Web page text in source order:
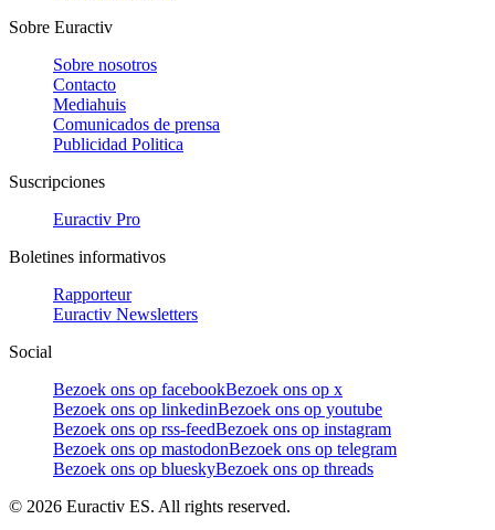
Sobre Euractiv
Sobre nosotros
Contacto
Mediahuis
Comunicados de prensa
Publicidad Politica
Suscripciones
Euractiv Pro
Boletines informativos
Rapporteur
Euractiv Newsletters
Social
Bezoek ons op facebookBezoek ons op x
Bezoek ons op linkedinBezoek ons op youtube
Bezoek ons op rss-feedBezoek ons op instagram
Bezoek ons op mastodonBezoek ons op telegram
Bezoek ons op blueskyBezoek ons op threads
© 2026 Euractiv ES. All rights reserved.